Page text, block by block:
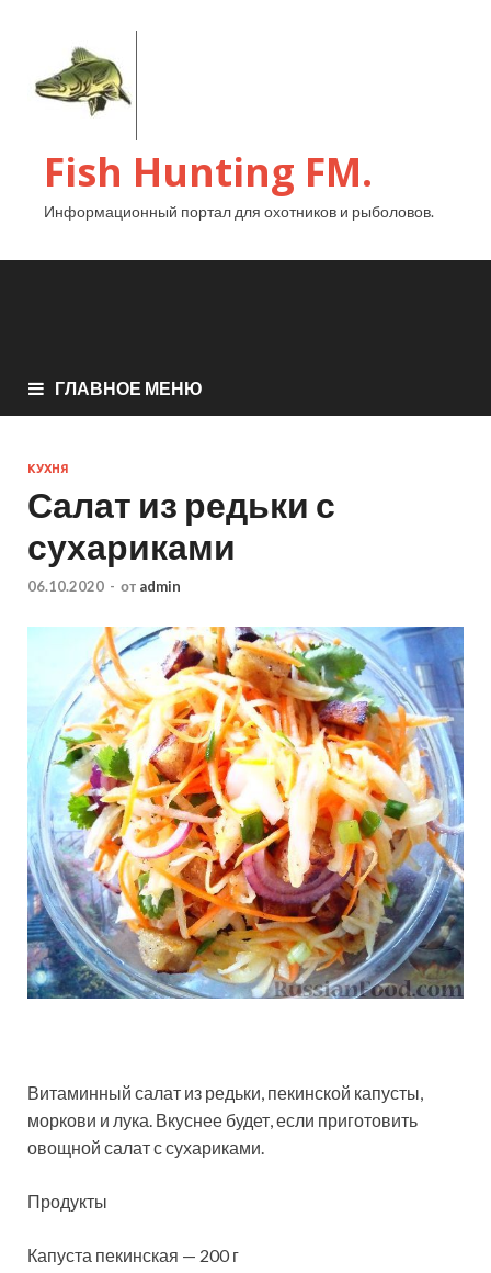
Fish Hunting FM.
Информационный портал для охотников и рыболовов.
ГЛАВНОЕ МЕНЮ
КУХНЯ
Салат из редьки с
сухариками
06.10.2020 - от admin
Витаминный салат из редьки, пекинской капусты,
моркови и лука. Вкуснее будет, если приготовить
овощной салат с сухариками.
Продукты
Капуста пекинская — 200 г